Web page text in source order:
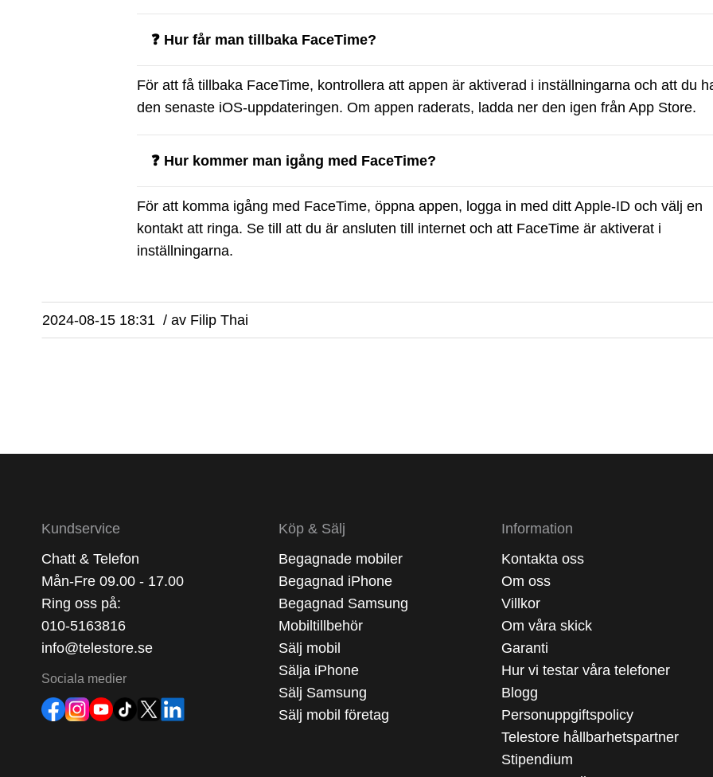
❓ Hur får man tillbaka FaceTime?
För att få tillbaka FaceTime, kontrollera att appen är aktiverad i inställningarna och att du
den senaste iOS-uppdateringen. Om appen raderats, ladda ner den igen från App Store.
❓ Hur kommer man igång med FaceTime?
För att komma igång med FaceTime, öppna appen, logga in med ditt Apple-ID och välj en
kontakt att ringa. Se till att du är ansluten till internet och att FaceTime är aktiverat i
inställningarna.
2024-08-15 18:31 / av Filip Thai
Kundservice
Chatt & Telefon
Mån-Fre 09.00 - 17.00
Ring oss på:
010-5163816
info@telestore.se
Sociala medier
Köp & Sälj
Begagnade mobiler
Begagnad iPhone
Begagnad Samsung
Mobiltillbehör
Sälj mobil
Sälja iPhone
Sälj Samsung
Sälj mobil företag
Information
Kontakta oss
Om oss
Villkor
Om våra skick
Garanti
Hur vi testar våra telefoner
Blogg
Personuppgiftspolicy
Telestore hållbarhetspartner
Stipendium